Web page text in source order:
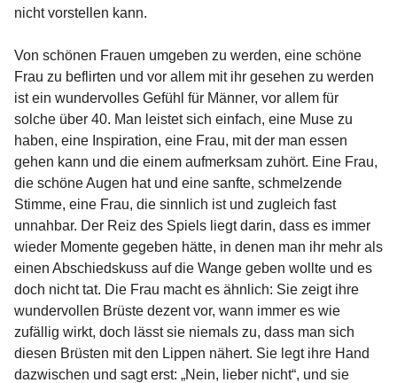
nicht vorstellen kann.
Von schönen Frauen umgeben zu werden, eine schöne
Frau zu beflirten und vor allem mit ihr gesehen zu werden
ist ein wundervolles Gefühl für Männer, vor allem für
solche über 40. Man leistet sich einfach, eine Muse zu
haben, eine Inspiration, eine Frau, mit der man essen
gehen kann und die einem aufmerksam zuhört. Eine Frau,
die schöne Augen hat und eine sanfte, schmelzende
Stimme, eine Frau, die sinnlich ist und zugleich fast
unnahbar. Der Reiz des Spiels liegt darin, dass es immer
wieder Momente gegeben hätte, in denen man ihr mehr als
einen Abschiedskuss auf die Wange geben wollte und es
doch nicht tat. Die Frau macht es ähnlich: Sie zeigt ihre
wundervollen Brüste dezent vor, wann immer es wie
zufällig wirkt, doch lässt sie niemals zu, dass man sich
diesen Brüsten mit den Lippen nähert. Sie legt ihre Hand
dazwischen und sagt erst: „Nein, lieber nicht“, und sie